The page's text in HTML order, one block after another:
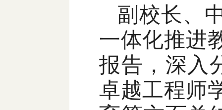
副校长、
一体化推进
报告，深入
卓越工程师